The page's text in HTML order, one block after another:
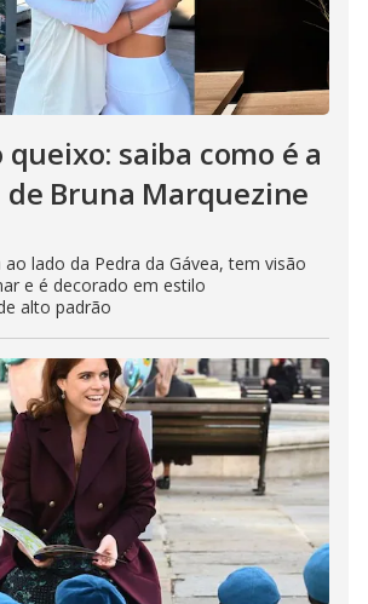
queixo: saiba como é a
Bruna Marquezine
lado da Pedra da Gávea, tem visão
e é decorado em estilo
alto padrão